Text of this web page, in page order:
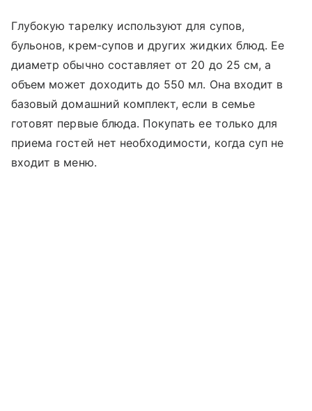
Глубокую тарелку используют для супов,
бульонов, крем-супов и других жидких блюд. Ее
диаметр обычно составляет от 20 до 25 см, а
объем может доходить до 550 мл. Она входит в
базовый домашний комплект, если в семье
готовят первые блюда. Покупать ее только для
приема гостей нет необходимости, когда суп не
входит в меню.